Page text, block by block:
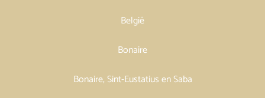
België
Bonaire
Bonaire, Sint-Eustatius en Saba